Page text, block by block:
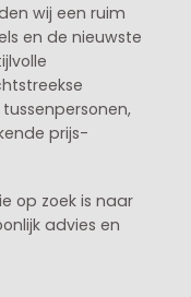
wij een ruim
en de nieuwste
prijs-
op zoek is naar
advies en